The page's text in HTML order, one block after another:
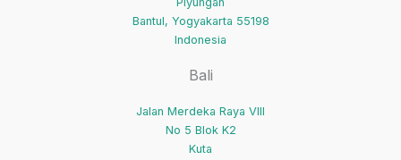
Bantul, Yogyakarta 55198
Indonesia
Bali
Jalan Merdeka Raya VIII
No 5 Blok K2
Kuta